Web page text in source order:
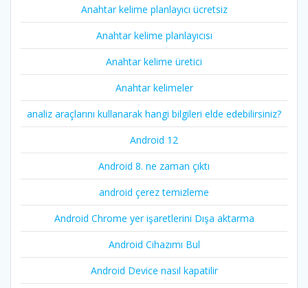
Anahtar kelime planlayıcı ücretsiz
Anahtar kelime planlayıcısı
Anahtar kelime üretici
Anahtar kelimeler
analiz araçlarını kullanarak hangi bilgileri elde edebilirsiniz?
Android 12
Android 8. ne zaman çıktı
android çerez temizleme
Android Chrome yer işaretlerini Dışa aktarma
Android Cihazımı Bul
Android Device nasıl kapatilir